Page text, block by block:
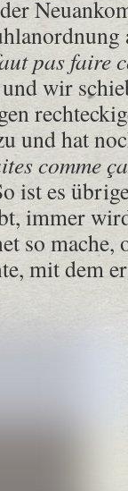
pas faire
wir
und hat
comme
ist es
immer
so mache,
mit dem